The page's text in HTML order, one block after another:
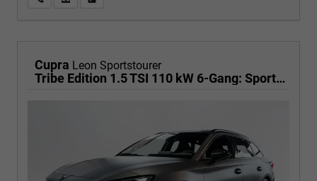
Cupra Leon Sportstourer
Tribe Edition 1.5 TSI 110 kW 6-Gang: Sportschalensitze beheizbar, elektrisch einstellbar, DCC Fahrwerk, 19 Zoll Alufelgen ,Cupra Seitenschweller, Klimaautomatik 3 Zonen,